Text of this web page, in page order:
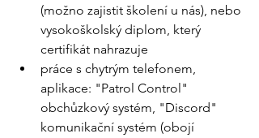
(možno zajistit školení u nás), nebo
vysokoškolský diplom, který
certifikát nahrazuje
práce s chytrým telefonem,
aplikace: "Patrol Control"
obchůzkový systém, "Discord"
komunikační systém (obojí